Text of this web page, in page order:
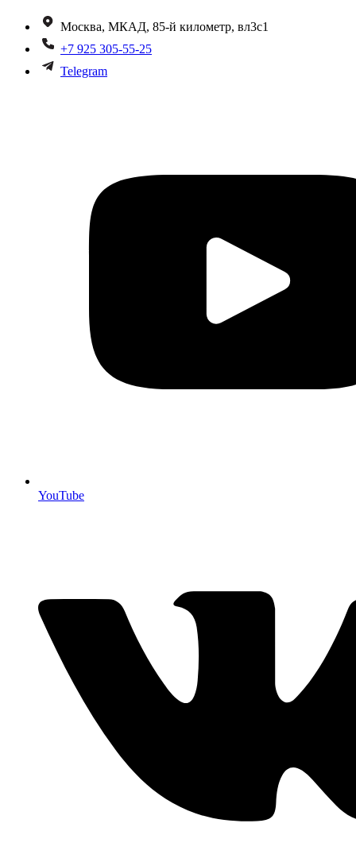
Москва, МКАД, 85-й километр, вл3с1
+7 925 305-55-25
Telegram
YouTube